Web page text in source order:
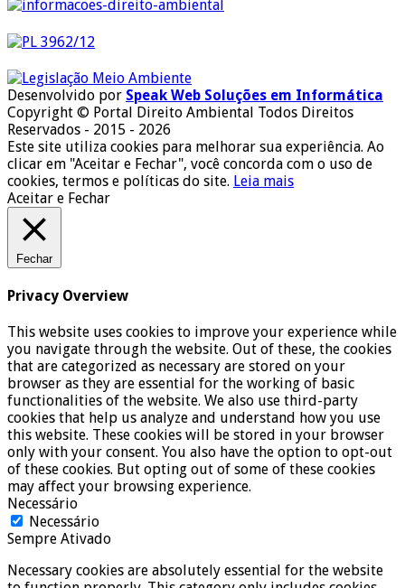
Desenvolvido por Speak Web Soluções em Informática
Copyright © Portal Direito Ambiental Todos Direitos
Reservados - 2015 - 2026
Este site utiliza cookies para melhorar sua experiência. Ao
clicar em "Aceitar e Fechar", você concorda com o uso de
cookies, termos e políticas do site. Leia mais
Aceitar e Fechar
Fechar
Privacy Overview
This website uses cookies to improve your experience while
you navigate through the website. Out of these, the cookies
that are categorized as necessary are stored on your
browser as they are essential for the working of basic
functionalities of the website. We also use third-party
cookies that help us analyze and understand how you use
this website. These cookies will be stored in your browser
only with your consent. You also have the option to opt-out
of these cookies. But opting out of some of these cookies
may affect your browsing experience.
Necessário
Necessário
Sempre Ativado
Necessary cookies are absolutely essential for the website